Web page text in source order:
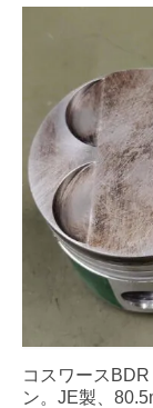
コスワース
ン。JE製、